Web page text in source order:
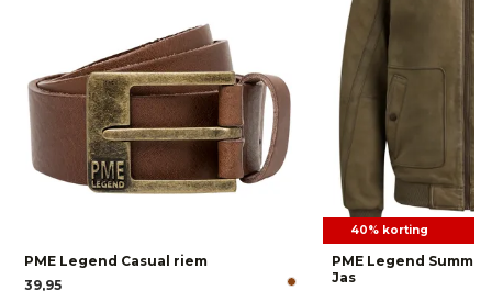
PME Legend Casual riem
39,95
40% korting
PME Legend
Jas